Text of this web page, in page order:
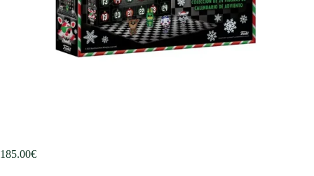
185.00€